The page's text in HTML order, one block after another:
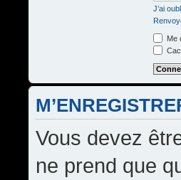
J’ai
Me
Vous devez
ne prend que